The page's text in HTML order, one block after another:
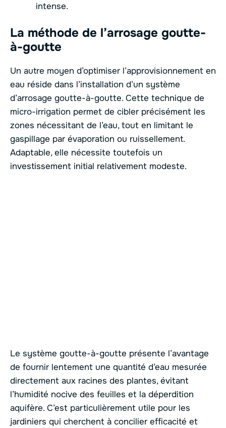
intense.
La méthode de l’arrosage goutte-
à-goutte
Un autre moyen d’optimiser l’approvisionnement en
eau réside dans l’installation d’un système
d’arrosage goutte-à-goutte. Cette technique de
micro-irrigation permet de cibler précisément les
zones nécessitant de l’eau, tout en limitant le
gaspillage par évaporation ou ruissellement.
Adaptable, elle nécessite toutefois un
investissement initial relativement modeste.
Le système goutte-à-goutte présente l’avantage
de fournir lentement une quantité d’eau mesurée
directement aux racines des plantes, évitant
l’humidité nocive des feuilles et la déperdition
aquifère. C’est particulièrement utile pour les
jardiniers qui cherchent à concilier efficacité et